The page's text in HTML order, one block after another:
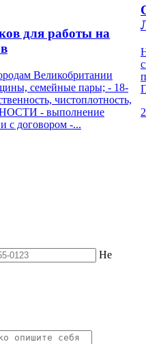
для работы на
Великобритании
семейные пары; - 18-
чистоплотность,
- выполнение
с договором -...
Не